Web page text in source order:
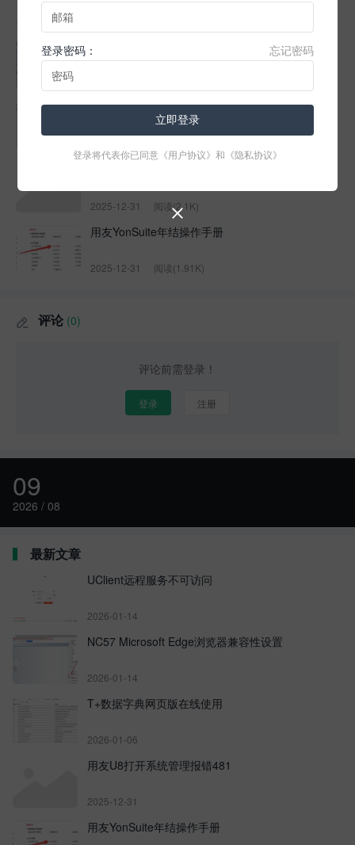
NC57 Microsoft Edge浏览器兼容性设置
T+数据字典网页版在线使用
2025-12-31 阅读(2.1K)
用友YonSuite年结操作手册
2025-12-31 阅读(1.91K)
 评论 (0)
评论前需登录！
登录 注册
09
2026 / 08
最新文章
UClient远程服务不可访问
2026-01-14
NC57 Microsoft Edge浏览器兼容性设置
2026-01-14
T+数据字典网页版在线使用
2026-01-06
用友U8打开系统管理报错481
2025-12-31
用友YonSuite年结操作手册
忘记密码
登录密码：
立即登录
登录将代表你已同意 《用户协议》 和 《隐私协议》
